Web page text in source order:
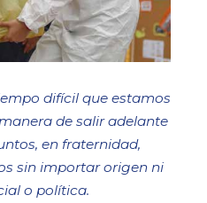
difícil que estamos
de salir adelante
en fraternidad,
sin importar origen ni
o política.